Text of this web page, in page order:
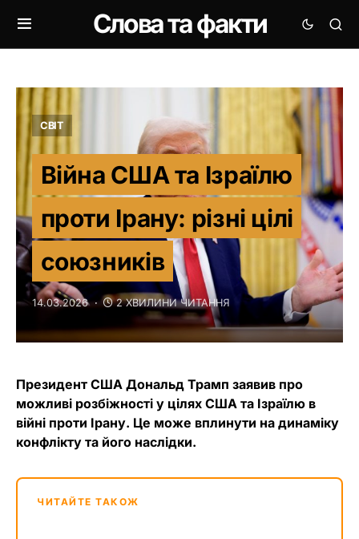
Слова та факти
СВІТ
Війна США та Ізраїлю
проти Ірану: різні цілі
союзників
14.03.2026 2 ХВИЛИНИ ЧИТАННЯ
Президент США Дональд Трамп заявив про
можливі розбіжності у цілях США та Ізраїлю в
війні проти Ірану. Це може вплинути на динаміку
конфлікту та його наслідки.
ЧИТАЙТЕ ТАКОЖ